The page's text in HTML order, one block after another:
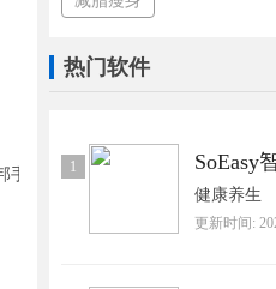
热门软件
1
健康养生
更新时间: